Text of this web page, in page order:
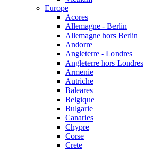
Europe
Acores
Allemagne - Berlin
Allemagne hors Berlin
Andorre
Angleterre - Londres
Angleterre hors Londres
Armenie
Autriche
Baleares
Belgique
Bulgarie
Canaries
Chypre
Corse
Crete